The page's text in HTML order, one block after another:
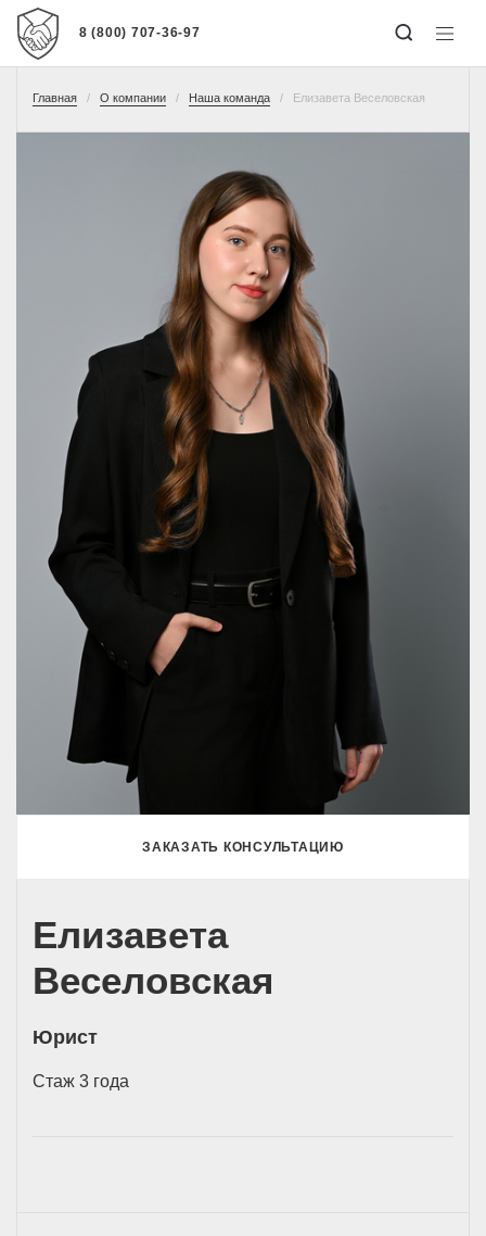
8 (800) 707-36-97
Главная О компании Наша команда Елизавета Веселовская
ЗАКАЗАТЬ КОНСУЛЬТАЦИЮ
Елизавета
Веселовская
Юрист
Стаж 3 года